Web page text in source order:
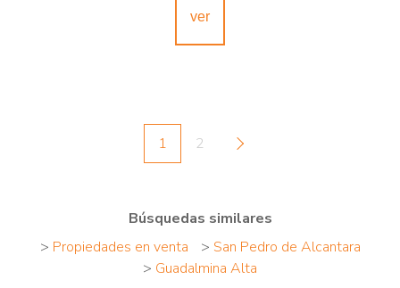
ver
1 2
Búsquedas similares
> Propiedades en venta > San Pedro de Alcantara
> Guadalmina Alta